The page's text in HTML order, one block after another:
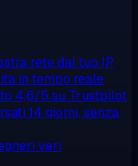
rete dal tuo IP
in tempo reale
4,6/5 su Trustpilot
14 giorni, senza
veri